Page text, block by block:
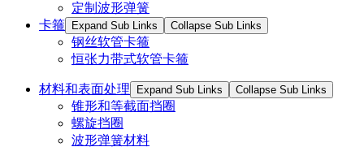
定制波形弹簧
卡箍
Expand Sub Links Collapse Sub Links
钢丝软管卡箍
恒张力带式软管卡箍
材料和表面处理 Expand Sub Links Collapse Sub Links
锥形和等截面挡圈
螺旋挡圈
波形弹簧材料